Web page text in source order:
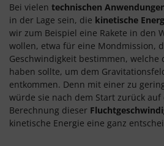
Bei vielen technischen
in der Lage sein, die kinetische
wir zum Beispiel eine Rakete in den
wollen, etwa für eine Mondmission,
Geschwindigkeit bestimmen, welche
haben sollte, um dem
entkommen. Denn mit einer zu
würde sie nach dem Start zurück
Berechnung dieser
kinetische Energie eine ganz